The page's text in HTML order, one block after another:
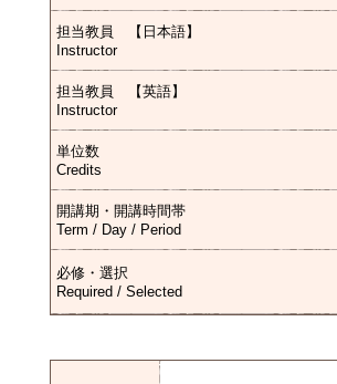
担当教員 【日本語】
Instructor
担当教員 【英語】
Instructor
単位数
Credits
開講期・開講時間帯
Term / Day / Period
必修・選択
Required / Selected